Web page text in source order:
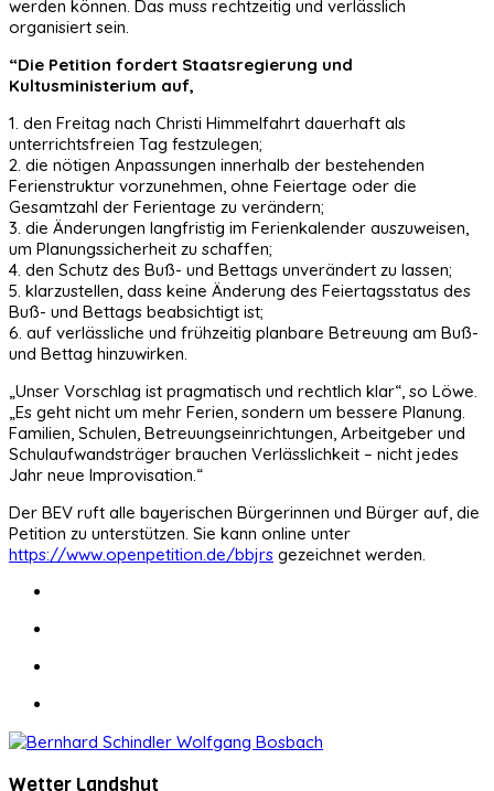
werden können. Das muss rechtzeitig und verlässlich
organisiert sein.
“Die Petition fordert Staatsregierung und
Kultusministerium auf,
1. den Freitag nach Christi Himmelfahrt dauerhaft als
unterrichtsfreien Tag festzulegen;
2. die nötigen Anpassungen innerhalb der bestehenden
Ferienstruktur vorzunehmen, ohne Feiertage oder die
Gesamtzahl der Ferientage zu verändern;
3. die Änderungen langfristig im Ferienkalender auszuweisen,
um Planungssicherheit zu schaffen;
4. den Schutz des Buß- und Bettags unverändert zu lassen;
5. klarzustellen, dass keine Änderung des Feiertagsstatus des
Buß- und Bettags beabsichtigt ist;
6. auf verlässliche und frühzeitig planbare Betreuung am Buß-
und Bettag hinzuwirken.
„Unser Vorschlag ist pragmatisch und rechtlich klar“, so Löwe.
„Es geht nicht um mehr Ferien, sondern um bessere Planung.
Familien, Schulen, Betreuungseinrichtungen, Arbeitgeber und
Schulaufwandsträger brauchen Verlässlichkeit – nicht jedes
Jahr neue Improvisation.“
Der BEV ruft alle bayerischen Bürgerinnen und Bürger auf, die
Petition zu unterstützen. Sie kann online unter
https://www.openpetition.de/bbjrs gezeichnet werden.
Wetter Landshut